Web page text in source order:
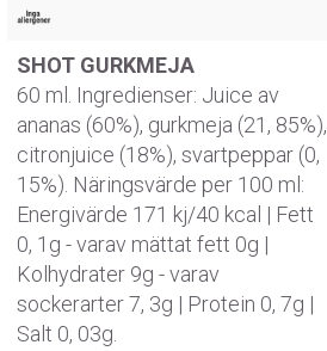
SHOT GURKMEJA
60 ml. Ingredienser: Juice av
ananas (60%), gurkmeja (21, 85%),
citronjuice (18%), svartpeppar (0,
15%). Näringsvärde per 100 ml:
Energivärde 171 kj/40 kcal | Fett
0, 1g - varav mättat fett 0g |
Kolhydrater 9g - varav
sockerarter 7, 3g | Protein 0, 7g |
Salt 0, 03g.